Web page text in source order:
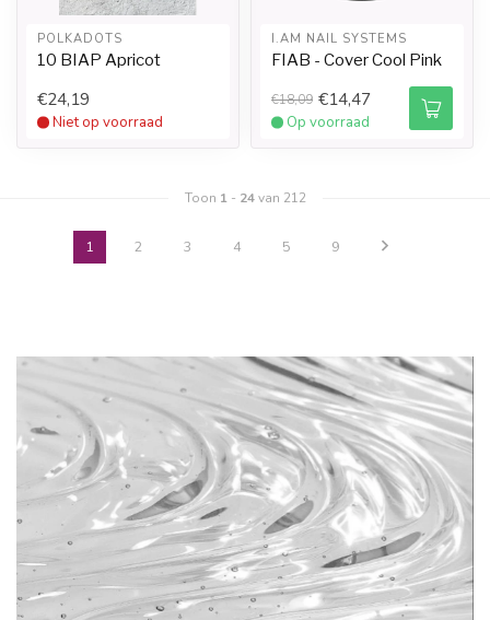
POLKADOTS
10 BIAP Apricot
€24,19
Niet op voorraad
I.AM NAIL SYSTEMS
FIAB - Cover Cool Pink
€18,09 €14,47
Op voorraad
Toon 1- 24van 212
1 2 3 4 5 9